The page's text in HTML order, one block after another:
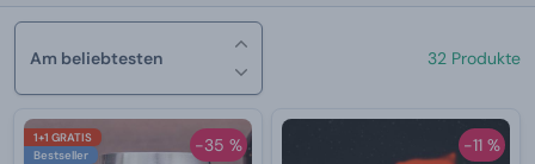
Am beliebtesten 32 Produkte
-35 %
1+1 GRATIS
Bestseller
-11 %